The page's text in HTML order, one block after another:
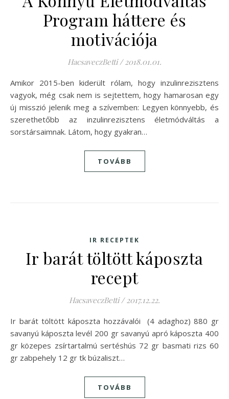
Program háttere és
motivációja
HacsaveczBetti / 2018.01.01.
Amikor 2015-ben kiderült rólam, hogy inzulinrezisztens
vagyok, még csak nem is sejtettem, hogy hamarosan egy
új misszió jelenik meg a szívemben: Legyen könnyebb, és
szerethetőbb az inzulinrezisztens életmódváltás a
sorstársaimnak. Látom, hogy gyakran…
TOVÁBB
IR RECEPTEK
Ir barát töltött káposzta
recept
HacsaveczBetti / 2017.12.22.
Ir barát töltött káposzta hozzávalói (4 adaghoz) 880 gr
savanyú káposzta levél 200 gr savanyú apró káposzta 400
gr közepes zsírtartalmú sertéshús 72 gr basmati rizs 60
gr zabpehely 12 gr tk búzaliszt…
TOVÁBB